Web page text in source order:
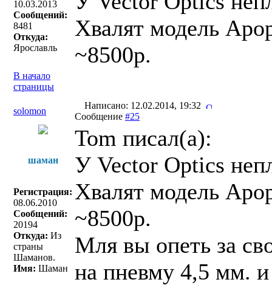
10.03.2013
Сообщений:
8481
Откуда:
Ярославль
Хвалят модель
~8500р.
В начало
страницы
solomon
Написано: 12.02.2014, 19:32
Сообщение #25
шаман
Регистрация:
08.06.2010
Сообщений:
20194
Откуда: Из
страны
Шаманов.
Имя: Шаман
Tom писал(a):
У Vector Optics
Хвалят модель
~8500р.
Мля вы опеть за
на пневму 4,5 мм. и